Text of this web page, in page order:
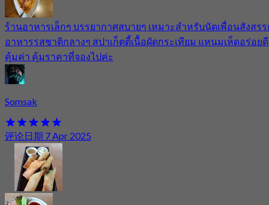
ร้านอาหารเล็กๆ บรรยากาศสบายๆ เหมาะสำหรับนัดเพื่อนสังสร
อาหารรสชาติกลางๆ สปาเก็ตตี้เนื้อผัดกระเทียม แหนมเห็ดอร่อยดี
คุ้มค่า คุ้มราคาที่จองไปค่ะ
Somsak
评论日期 7 Apr 2025